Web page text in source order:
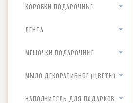
КОРОБКИ ПОДАРОЧНЫЕ
ЛЕНТА
МЕШОЧКИ ПОДАРОЧНЫЕ
МЫЛО ДЕКОРАТИВНОЕ (ЦВЕТЫ)
НАПОЛНИТЕЛЬ ДЛЯ ПОДАРКОВ